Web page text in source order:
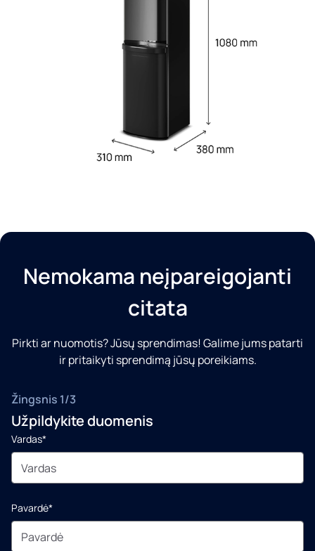
Nemokama neįpareigojanti
citata
Pirkti ar nuomotis? Jūsų sprendimas! Galime jums patarti
ir pritaikyti sprendimą jūsų poreikiams.
Žingsnis 1/3
Užpildykite duomenis
Vardas*
Pavardė*